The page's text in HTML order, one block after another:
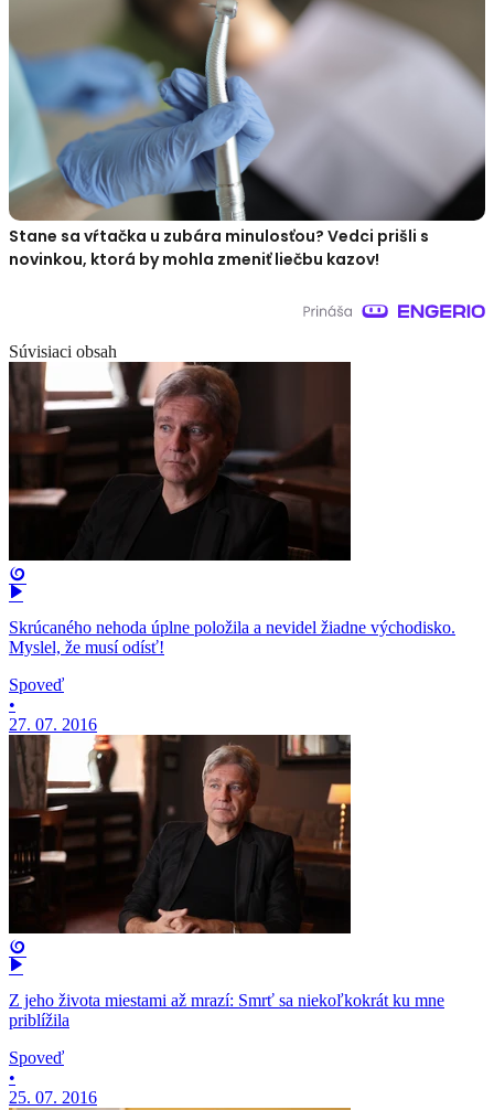
Stane sa vŕtačka u zubára minulosťou? Vedci prišli s
novinkou, ktorá by mohla zmeniť liečbu kazov!
Súvisiaci obsah
Skrúcaného nehoda úplne položila a nevidel žiadne východisko.
Myslel, že musí odísť!
Spoveď
•
27. 07. 2016
Z jeho života miestami až mrazí: Smrť sa niekoľkokrát ku mne
priblížila
Spoveď
•
25. 07. 2016